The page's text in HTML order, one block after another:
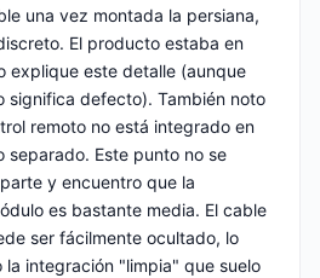
una vez montada la persiana,
El producto estaba en
explique este detalle (aunque
significa defecto). También noto
remoto no está integrado en
separado. Este punto no se
y encuentro que la
es bastante media. El cable
ser fácilmente ocultado, lo
integración "limpia" que suelo